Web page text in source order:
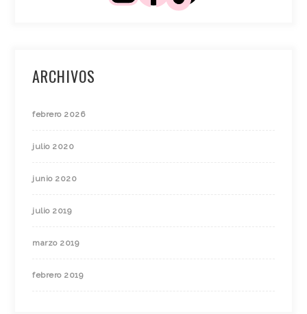
ARCHIVOS
febrero 2026
julio 2020
junio 2020
julio 2019
marzo 2019
febrero 2019